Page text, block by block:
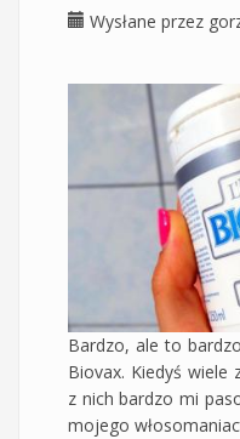
Wysłane przez
Bardzo, ale to
Biovax. Kiedyś wiele
z nich bardzo mi
mojego